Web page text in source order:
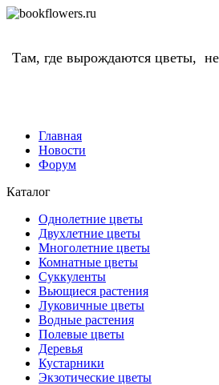
Там, где вырождаются цветы,
Главная
Новости
Форум
Каталог
Однолетние цветы
Двухлетние цветы
Многолетние цветы
Комнатные цветы
Суккуленты
Вьющиеся растения
Луковичные цветы
Водные растения
Полевые цветы
Деревья
Кустарники
Экзотические цветы